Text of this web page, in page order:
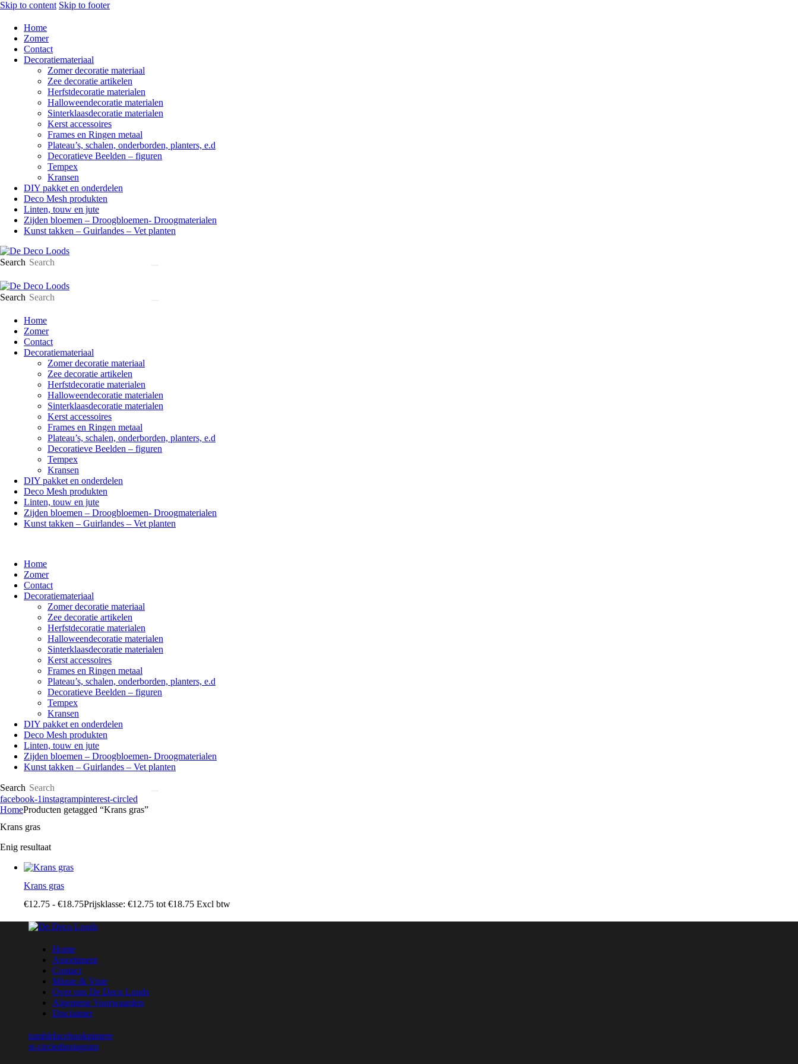
Skip to content Skip to footer
Home
Zomer
Contact
Decoratiemateriaal
Zomer decoratie materiaal
Zee decoratie artikelen
Herfstdecoratie materialen
Halloweendecoratie materialen
Sinterklaasdecoratie materialen
Kerst accessoires
Frames en Ringen metaal
Plateau’s, schalen, onderborden, planters, e.d
Decoratieve Beelden – figuren
Tempex
Kransen
DIY pakket en onderdelen
Deco Mesh produkten
Linten, touw en jute
Zijden bloemen – Droogbloemen- Droogmaterialen
Kunst takken – Guirlandes – Vet planten
Search
Search
Home
Zomer
Contact
Decoratiemateriaal
Zomer decoratie materiaal
Zee decoratie artikelen
Herfstdecoratie materialen
Halloweendecoratie materialen
Sinterklaasdecoratie materialen
Kerst accessoires
Frames en Ringen metaal
Plateau’s, schalen, onderborden, planters, e.d
Decoratieve Beelden – figuren
Tempex
Kransen
DIY pakket en onderdelen
Deco Mesh produkten
Linten, touw en jute
Zijden bloemen – Droogbloemen- Droogmaterialen
Kunst takken – Guirlandes – Vet planten
Home
Zomer
Contact
Decoratiemateriaal
Zomer decoratie materiaal
Zee decoratie artikelen
Herfstdecoratie materialen
Halloweendecoratie materialen
Sinterklaasdecoratie materialen
Kerst accessoires
Frames en Ringen metaal
Plateau’s, schalen, onderborden, planters, e.d
Decoratieve Beelden – figuren
Tempex
Kransen
DIY pakket en onderdelen
Deco Mesh produkten
Linten, touw en jute
Zijden bloemen – Droogbloemen- Droogmaterialen
Kunst takken – Guirlandes – Vet planten
Search
facebook-1instagrampinterest-circled
HomeProducten getagged “Krans gras”
Krans gras
Enig resultaat
Krans gras
€12.75 - €18.75Prijsklasse: €12.75 tot €18.75 Excl btw
Home
Assortiment
Contact
Missie & Visie
Over ons De Deco Loods
Algemene Voorwaarden
Disclaimer
tumblrfacebookpintere
st-circledinstagram